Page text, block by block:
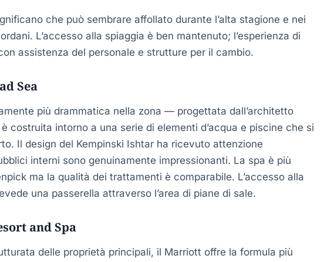
che può sembrare affollato durante l’alta stagione e nei
L’accesso alla spiaggia è ben mantenuto; l’esperienza di
assistenza del personale e strutture per il cambio.
Sea
più drammatica nella zona — progettata dall’architetto
costruita intorno a una serie di elementi d’acqua e piscine che si
Il design del Kempinski Ishtar ha ricevuto attenzione
interni sono genuinamente impressionanti. La spa è più
ma la qualità dei trattamenti è comparabile. L’accesso alla
una passerella attraverso l’area di piane di sale.
and Spa
delle proprietà principali, il Marriott offre la formula più